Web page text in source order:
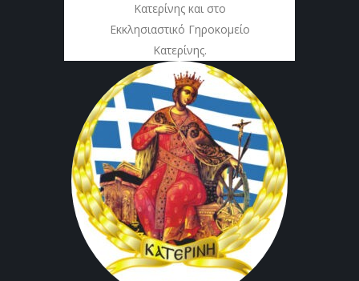
Κατερίνης και στο
Εκκλησιαστικό Γηροκομείο
Κατερίνης.